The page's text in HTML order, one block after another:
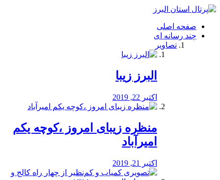
فصد
شرق
تهران
خشکشویی
صفحه اصلی
چند رسانه ای
تصاویر
البرز زیبا
اکتبر 22, 2019
منظره‌‌ زیبای امروز ،کوچه یکم
امیرآباد
اکتبر 21, 2019